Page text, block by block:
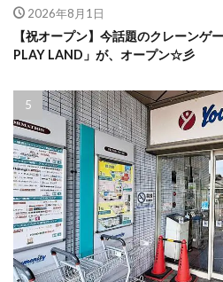
2026年8月1日
【祝オープン】今話題のクレーンゲ
PLAY LAND」が、オープン☆彡